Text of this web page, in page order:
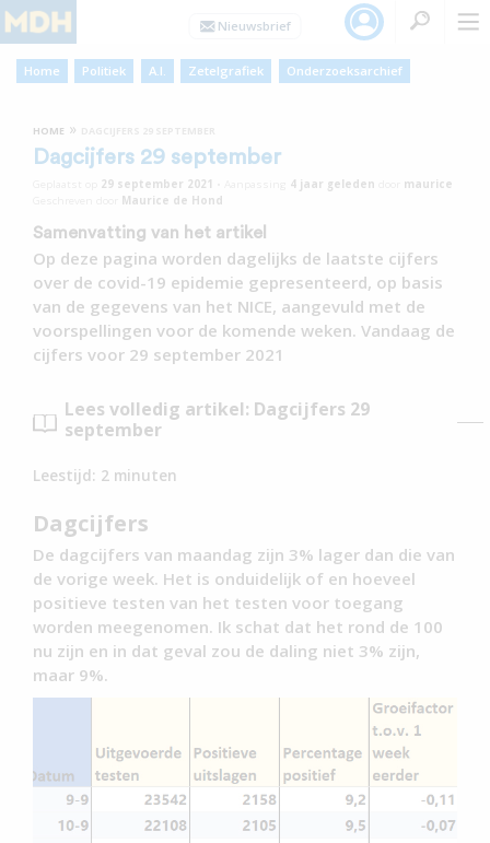
Home Politiek A.I. Zetelgrafiek Onderzoeksarchief
HOME »
Dagcijfers 29 september
29 september 2021 4 jaar geleden
maurice
Maurice de Hond
Samenvatting van het artikel
Op deze pagina worden dagelijks de laatste cijfers
over de covid-19 epidemie gepresenteerd, op basis
van de gegevens van het NICE, aangevuld met de
voorspellingen voor de komende weken. Vandaag de
cijfers voor 29 september 2021
Lees volledig artikel: Dagcijfers 29
september
Leestijd: 2 minuten
Dagcijfers
De dagcijfers van maandag zijn 3% lager dan die van
de vorige week. Het is onduidelijk of en hoeveel
positieve testen van het testen voor toegang
worden meegenomen. Ik schat dat het rond de 100
nu zijn en in dat geval zou de daling niet 3% zijn,
maar 9%.